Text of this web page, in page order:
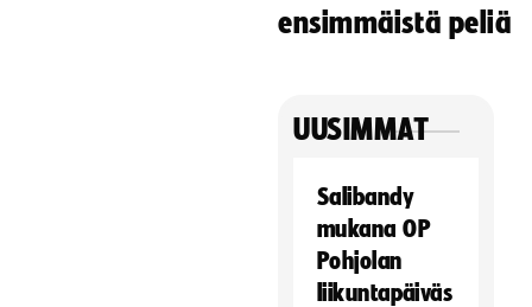
ensimmäistä peliä
UUSIMMAT
Salibandy
mukana OP
Pohjolan
liikuntapäiväs